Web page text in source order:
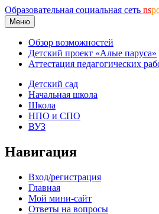
Образовательная социальная сеть ns
Меню
Обзор возможностей
Детский проект «Алые паруса»
Аттестация педагогических
Детский сад
Начальная школа
Школа
НПО и СПО
ВУЗ
Навигация
Вход/регистрация
Главная
Мой мини-сайт
Ответы на вопросы